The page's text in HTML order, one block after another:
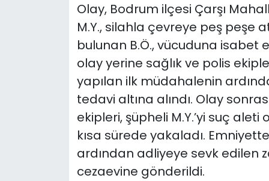
Olay, Bodrum ilçesi Çarşı
M.Y., silahla çevreye peş peşe
bulunan B.Ö., vücuduna isabet
olay yerine sağlık ve polis
yapılan ilk müdahalenin
tedavi altına alındı. Olay
ekipleri, şüpheli M.Y.’yi suç
kısa sürede yakaladı.
ardından adliyeye sevk edilen
cezaevine gönderildi.